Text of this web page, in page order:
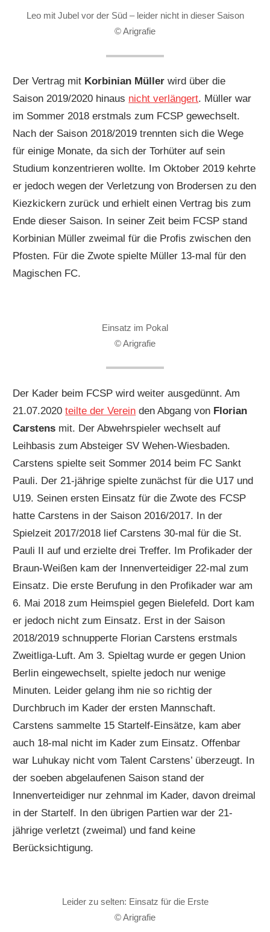
Leo mit Jubel vor der Süd – leider nicht in dieser Saison
© Arigrafie
Der Vertrag mit Korbinian Müllerwird über die
Saison 2019/2020 hinaus nicht verlängert. Müller war
im Sommer 2018 erstmals zum FCSP gewechselt.
Nach der Saison 2018/2019 trennten sich die Wege
für einige Monate, da sich der Torhüter auf sein
Studium konzentrieren wollte. Im Oktober 2019 kehrte
er jedoch wegen der Verletzung von Brodersen zu den
Kiezkickern zurück und erhielt einen Vertrag bis zum
Ende dieser Saison. In seiner Zeit beim FCSP stand
Korbinian Müller zweimal für die Profis zwischen den
Pfosten. Für die Zwote spielte Müller 13-mal für den
Magischen FC.
Einsatz im Pokal
© Arigrafie
Der Kader beim FCSP wird weiter ausgedünnt. Am
21.07.2020teilte der Verein den Abgang von Florian
Carstens mit. Der Abwehrspieler wechselt auf
Leihbasis zum Absteiger SV Wehen-Wiesbaden.
Carstens spielte seit Sommer 2014 beim FC Sankt
Pauli. Der 21-jährige spielte zunächst für die U17 und
U19. Seinen ersten Einsatz für die Zwote des FCSP
hatte Carstens in der Saison 2016/2017. In der
Spielzeit 2017/2018 lief Carstens 30-mal für die St.
Pauli II auf und erzielte drei Treffer. Im Profikader der
Braun-Weißen kam der Innenverteidiger 22-mal zum
Einsatz. Die erste Berufung in den Profikader war am
6. Mai 2018 zum Heimspiel gegen Bielefeld. Dort kam
er jedoch nicht zum Einsatz. Erst in der Saison
2018/2019 schnupperte Florian Carstens erstmals
Zweitliga-Luft. Am 3. Spieltag wurde er gegen Union
Berlin eingewechselt, spielte jedoch nur wenige
Minuten. Leider gelang ihm nie so richtig der
Durchbruch im Kader der ersten Mannschaft.
Carstens sammelte 15 Startelf-Einsätze, kam aber
auch 18-mal nicht im Kader zum Einsatz. Offenbar
war Luhukay nicht vom Talent Carstens’ überzeugt. In
der soeben abgelaufenen Saison stand der
Innenverteidiger nur zehnmal im Kader, davon dreimal
in der Startelf. In den übrigen Partien war der 21-
jährige verletzt (zweimal) und fand keine
Berücksichtigung.
Leider zu selten: Einsatz für die Erste
© Arigrafie